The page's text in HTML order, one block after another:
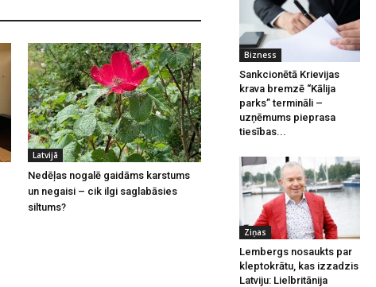
Latvijā
Nedēļas nogalē gaidāms karstums
un negaisi – cik ilgi saglabāsies
siltums?
Bizness
Sankcionētā Krievijas
krava bremzē “Kālija
parks” termināli –
uzņēmums pieprasa
tiesības...
Ziņas
Lembergs nosaukts par
kleptokrātu, kas izzadzis
Latviju: Lielbritānija